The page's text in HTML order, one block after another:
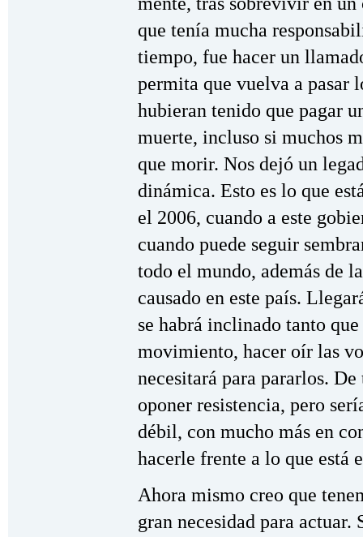
que tenía mucha
tiempo, fue hacer un
permita que vuelva a pasar
hubieran tenido que pagar
muerte, incluso si muchos
que morir. Nos dejó un
dinámica. Esto es lo que
el 2006, cuando a este
cuando puede seguir
todo el mundo, además de
causado en este país.
se habrá inclinado tanto
movimiento, hacer oír las
necesitará para pararlos.
oponer resistencia, pero
débil, con mucho más en
hacerle frente a lo que está
Ahora mismo creo que
gran necesidad para actuar.